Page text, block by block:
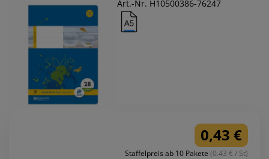
Art.-Nr. H10500386-76247
0,43 €
Staffelpreis ab 10 Pakete (0.43 € / St)